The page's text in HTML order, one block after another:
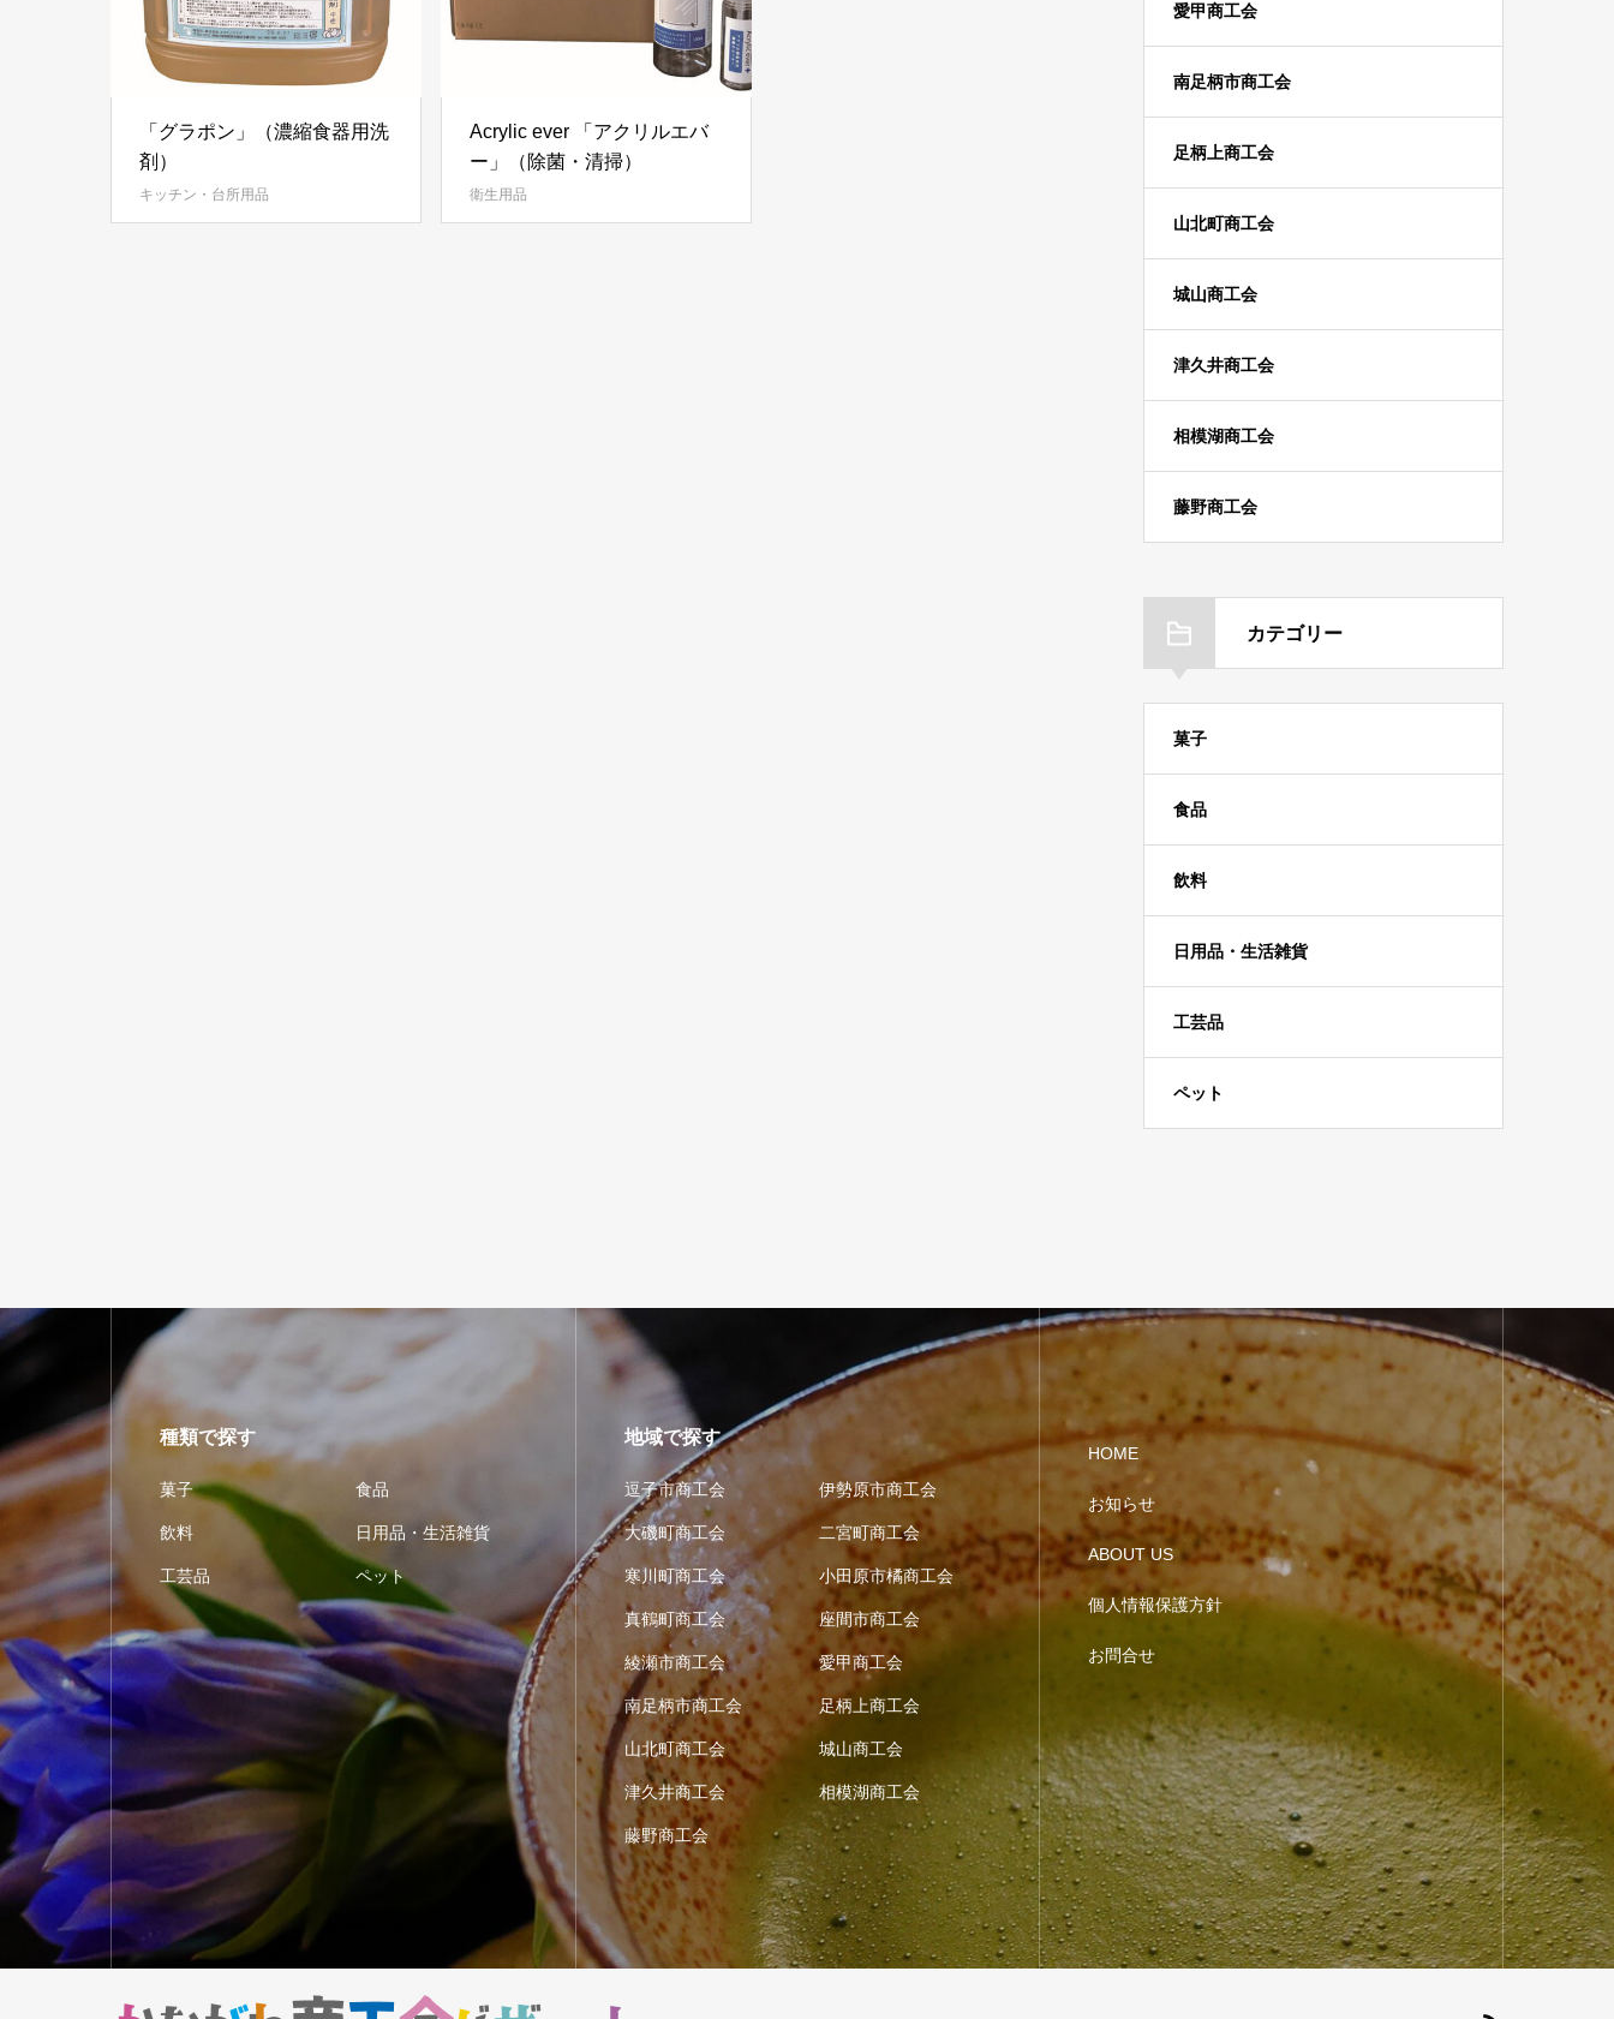
「グラポン」（濃縮食器用洗
剤）
キッチン・台所用品
Acrylic ever 「アクリルエバ
ー」（除菌・清掃）
衛生用品
愛甲商工会
南足柄市商工会
足柄上商工会
山北町商工会
城山商工会
津久井商工会
相模湖商工会
藤野商工会
カテゴリー
菓子
食品
飲料
日用品・生活雑貨
工芸品
ペット
種類で探す
菓子 食品
飲料 日用品・生活雑貨
工芸品 ペット
地域で探す
逗子市商工会 伊勢原市商工会
大磯町商工会 二宮町商工会
寒川町商工会 小田原市橘商工会
真鶴町商工会 座間市商工会
綾瀬市商工会 愛甲商工会
南足柄市商工会 足柄上商工会
山北町商工会 城山商工会
津久井商工会 相模湖商工会
藤野商工会
HOME
お知らせ
ABOUT US
個人情報保護方針
お問合せ